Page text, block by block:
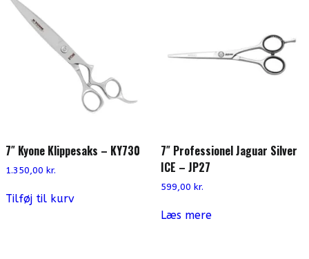
7″ Kyone Klippesaks – KY730
1.350,00 kr.
Tilføj til kurv
7″ Professionel Jaguar Silver
ICE – JP27
599,00 kr.
Læs mere